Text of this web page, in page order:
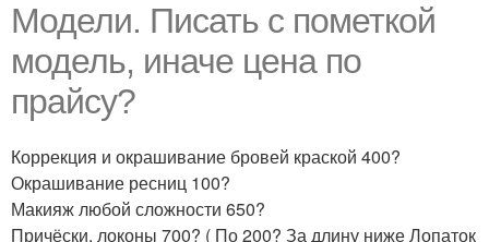
Модели. Писать с пометкой
модель, иначе цена по
прайсу?
Коррекция и окрашивание бровей краской 400?
Окрашивание ресниц 100?
Макияж любой сложности 650?
Причёски, локоны 700? ( По 200? За длину ниже Лопаток